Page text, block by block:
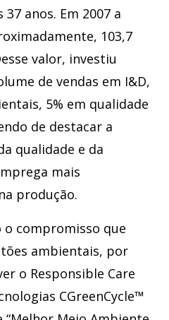
anos. Em 2007 a
103,7
valor, investiu
de vendas em I&D,
5% em qualidade
de destacar a
qualidade e da
mais
produção.
compromisso que
ambientais, por
o Responsible Care
CGreenCycle™